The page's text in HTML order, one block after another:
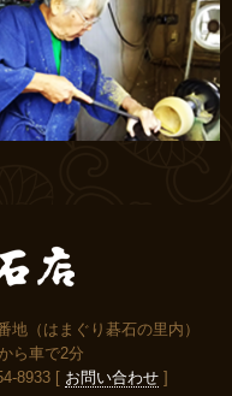
地（はまぐり碁石の里内）
ら車で2分
8933 [ お問い合わせ ]